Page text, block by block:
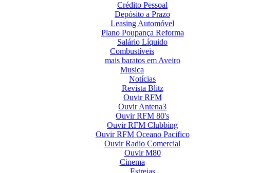
Crédito Pessoal
Depósito a Prazo
Leasing Automóvel
Plano Poupança Reforma
Salário Líquido
Combustíveis
mais baratos em Aveiro
Musica
Notícias
Revista Blitz
Ouvir RFM
Ouvir Antena3
Ouvir RFM 80's
Ouvir RFM Clubbing
Ouvir RFM Oceano Pacifico
Ouvir Radio Comercial
Ouvir M80
Cinema
Estreias